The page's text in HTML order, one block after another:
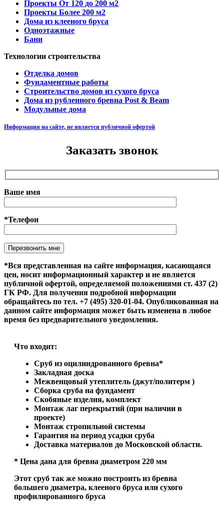
Проекты От 120 до 200 м2
Проекты Более 200 м2
Дома из клееного бруса
Одноэтажные
Бани
Технологии строительства
Отделка домов
Фундаментные работы
Строительство домов из сухого бруса
Дома из рубленного бревна Post & Beam
Модульные дома
Информация на сайте, не является публичной офертой
Заказать звонок
Ваше имя
*Телефон
Оставьте это поле пустым.
*Вся представленная на сайте информация, касающаяся
цен, носит информационный характер и не является
публичной офертой, определяемой положениями ст. 437 (2)
ГК РФ. Для получения подробной информации
обращайтесь по тел. +7 (495) 320-01-04. Опубликованная на
данном сайте информация может быть изменена в любое
время без предварительного уведомления.
Что входит:
Сруб из оцилиндрованного бревна*
Закладная доска
Межвенцовый утеплитель (джут/политерм )
Сборка сруба на фундамент
Скобяные изделия, комплект
Монтаж лаг перекрытий (при наличии в
проекте)
Монтаж стропильной системы
Гарантия на период усадки сруба
Доставка материалов до Московской области.
* Цена дана для бревна диаметром 220 мм
Этот сруб так же можно построить из бревна
большего диаметра, клееного бруса или сухого
профилированного бруса